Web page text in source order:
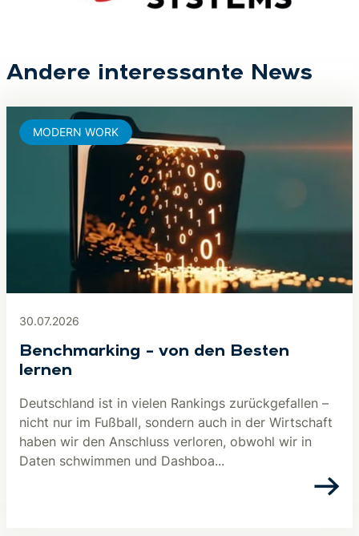
Andere interessante News
30.07.2026
Benchmarking – von den Besten
lernen
Deutschland ist in vielen Rankings zurückgefallen –
nicht nur im Fußball, sondern auch in der Wirtschaft
haben wir den Anschluss verloren, obwohl wir in
Daten schwimmen und Dashboa...
MODERN WORK